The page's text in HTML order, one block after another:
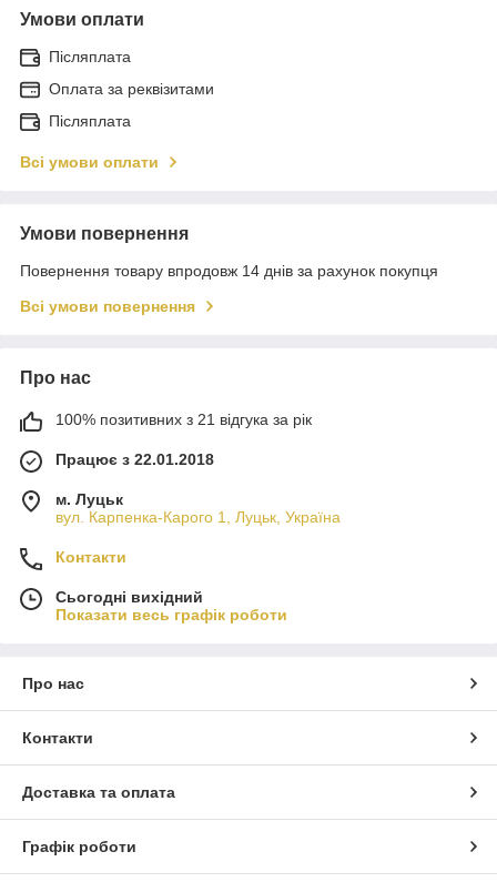
Умови оплати
Післяплата
Оплата за реквізитами
Післяплата
Всі умови оплати
Умови повернення
Повернення товару впродовж 14 днів за рахунок покупця
Всі умови повернення
Про нас
100% позитивних з 21 відгука за рік
Працює з 22.01.2018
м. Луцьк
вул. Карпенка-Карого 1, Луцьк, Україна
Контакти
Сьогодні вихідний
Показати весь графік роботи
Про нас
Контакти
Доставка та оплата
Графік роботи